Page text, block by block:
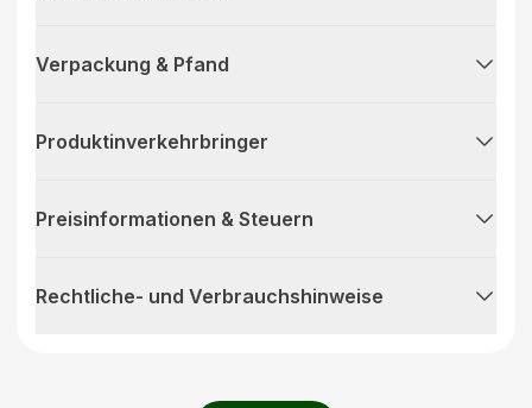
Verpackung & Pfand
Produktinverkehrbringer
Preisinformationen & Steuern
Rechtliche- und Verbrauchshinweise